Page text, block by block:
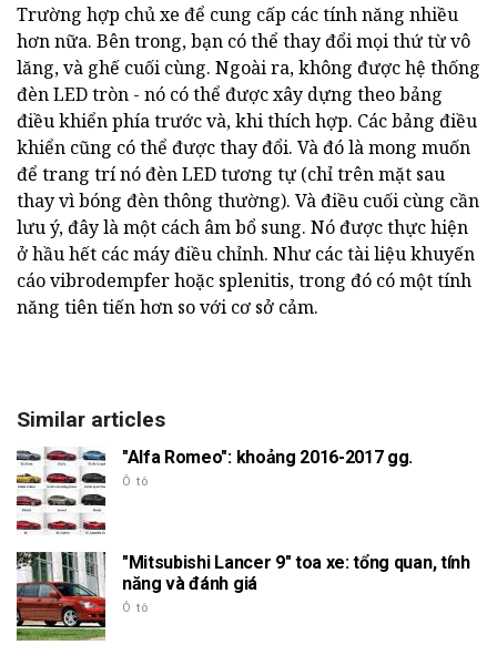
Trường hợp chủ xe để cung cấp các tính năng nhiều
hơn nữa. Bên trong, bạn có thể thay đổi mọi thứ từ vô
lăng, và ghế cuối cùng. Ngoài ra, không được hệ thống
đèn LED tròn - nó có thể được xây dựng theo bảng
điều khiển phía trước và, khi thích hợp. Các bảng điều
khiển cũng có thể được thay đổi. Và đó là mong muốn
để trang trí nó đèn LED tương tự (chỉ trên mặt sau
thay vì bóng đèn thông thường). Và điều cuối cùng cần
lưu ý, đây là một cách âm bổ sung. Nó được thực hiện
ở hầu hết các máy điều chỉnh. Như các tài liệu khuyến
cáo vibrodempfer hoặc splenitis, trong đó có một tính
năng tiên tiến hơn so với cơ sở cảm.
Similar articles
"Alfa Romeo": khoảng 2016-2017 gg.
Ô tô
"Mitsubishi Lancer 9" toa xe: tổng quan, tính
năng và đánh giá
Ô tô